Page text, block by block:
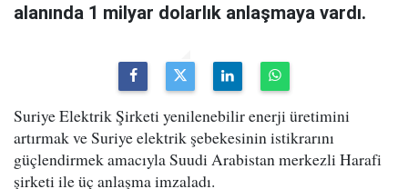
alanında 1 milyar dolarlık anlaşmaya vardı.
Suriye Elektrik Şirketi yenilenebilir enerji üretimini
artırmak ve Suriye elektrik şebekesinin istikrarını
güçlendirmek amacıyla Suudi Arabistan merkezli Harafi
şirketi ile üç anlaşma imzaladı.